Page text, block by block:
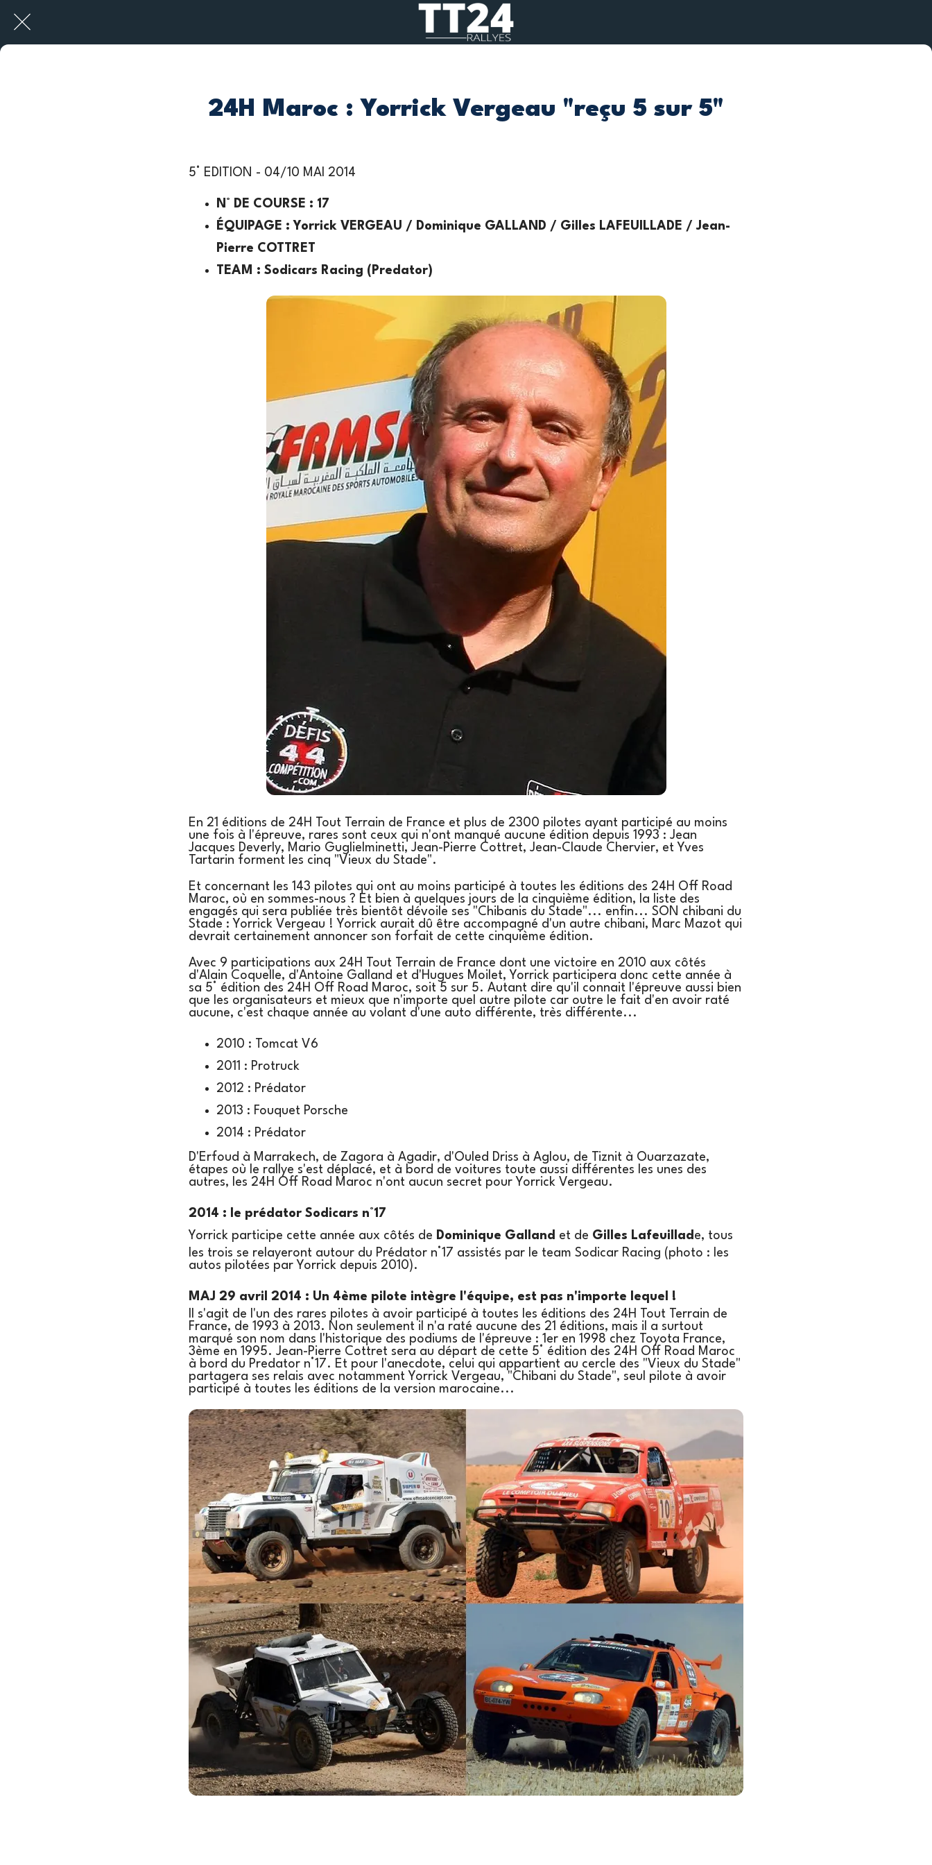
24H Maroc : Yorrick Vergeau "reçu 5 sur 5"
5° EDITION - 04/10 MAI 2014
N° DE COURSE : 17
ÉQUIPAGE : Yorrick VERGEAU / Dominique GALLAND / Gilles LAFEUILLADE / Jean-
Pierre COTTRET
TEAM : Sodicars Racing (Predator)
En 21 éditions de 24H Tout Terrain de France et plus de 2300 pilotes ayant participé au moins
une fois à l'épreuve, rares sont ceux qui n'ont manqué aucune édition depuis 1993 : Jean
Jacques Deverly, Mario Guglielminetti, Jean-Pierre Cottret, Jean-Claude Chervier, et Yves
Tartarin forment les cinq "Vieux du Stade".
Et concernant les 143 pilotes qui ont au moins participé à toutes les éditions des 24H Off Road
Maroc, où en sommes-nous ? Et bien à quelques jours de la cinquième édition, la liste des
engagés qui sera publiée très bientôt dévoile ses "Chibanis du Stade"... enfin... SON chibani du
Stade : Yorrick Vergeau ! Yorrick aurait dû être accompagné d'un autre chibani, Marc Mazot qui
devrait certainement annoncer son forfait de cette cinquième édition.
Avec 9 participations aux 24H Tout Terrain de France dont une victoire en 2010 aux côtés
d'Alain Coquelle, d'Antoine Galland et d'Hugues Moilet, Yorrick participera donc cette année à
sa 5° édition des 24H Off Road Maroc, soit 5 sur 5. Autant dire qu'il connait l'épreuve aussi bien
que les organisateurs et mieux que n'importe quel autre pilote car outre le fait d'en avoir raté
aucune, c'est chaque année au volant d'une auto différente, très différente...
2010 : Tomcat V6
2011 : Protruck
2012 : Prédator
2013 : Fouquet Porsche
2014 : Prédator
D'Erfoud à Marrakech, de Zagora à Agadir, d'Ouled Driss à Aglou, de Tiznit à Ouarzazate,
étapes où le rallye s'est déplacé, et à bord de voitures toute aussi différentes les unes des
autres, les 24H Off Road Maroc n'ont aucun secret pour Yorrick Vergeau.
2014 : le prédator Sodicars n°17
Yorrick participe cette année aux côtés de Dominique Galland et de Gilles Lafeuillad e, tous
les trois se relayeront autour du Prédator n°17 assistés par le team Sodicar Racing (photo : les
autos pilotées par Yorrick depuis 2010).
MAJ 29 avril 2014 : Un 4ème pilote intègre l'équipe, est pas n'importe lequel !
Il s'agit de l'un des rares pilotes à avoir participé à toutes les éditions des 24H Tout Terrain de
France, de 1993 à 2013. Non seulement il n'a raté aucune des 21 éditions, mais il a surtout
marqué son nom dans l'historique des podiums de l'épreuve : 1er en 1998 chez Toyota France,
3ème en 1995. Jean-Pierre Cottret sera au départ de cette 5° édition des 24H Off Road Maroc
à bord du Predator n°17. Et pour l'anecdote, celui qui appartient au cercle des "Vieux du Stade"
partagera ses relais avec notamment Yorrick Vergeau, "Chibani du Stade", seul pilote à avoir
participé à toutes les éditions de la version marocaine...